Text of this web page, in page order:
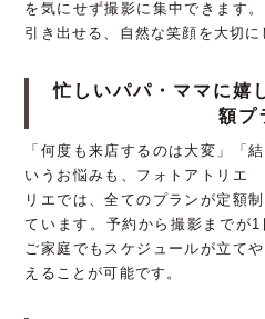
を気にせず撮影に集中できます
引き出せる、自然な笑顔を大切に
忙しいパパ・ママに嬉
額プ
「何度も来店するのは大変」「
いうお悩みも、フォトアトリエ
リエでは、全てのプランが定額
ています。予約から撮影までが
ご家庭でもスケジュールが立て
えることが可能です。